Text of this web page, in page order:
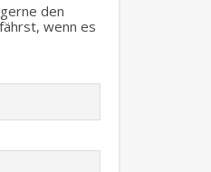
den
wenn es